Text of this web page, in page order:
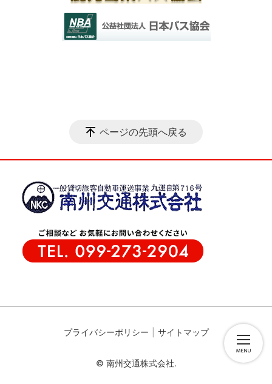
ページの先頭へ戻る
プライバシーポリシー サイトマップ
© 南州交通株式会社.